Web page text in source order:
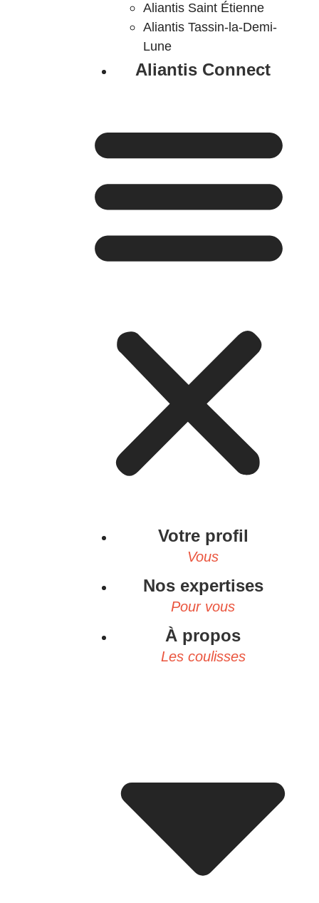
Aliantis Saint Étienne
Aliantis Tassin-la-Demi-
Lune
Aliantis Connect
Votre profil
Vous
Nos expertises
Pour vous
À propos
Les coulisses